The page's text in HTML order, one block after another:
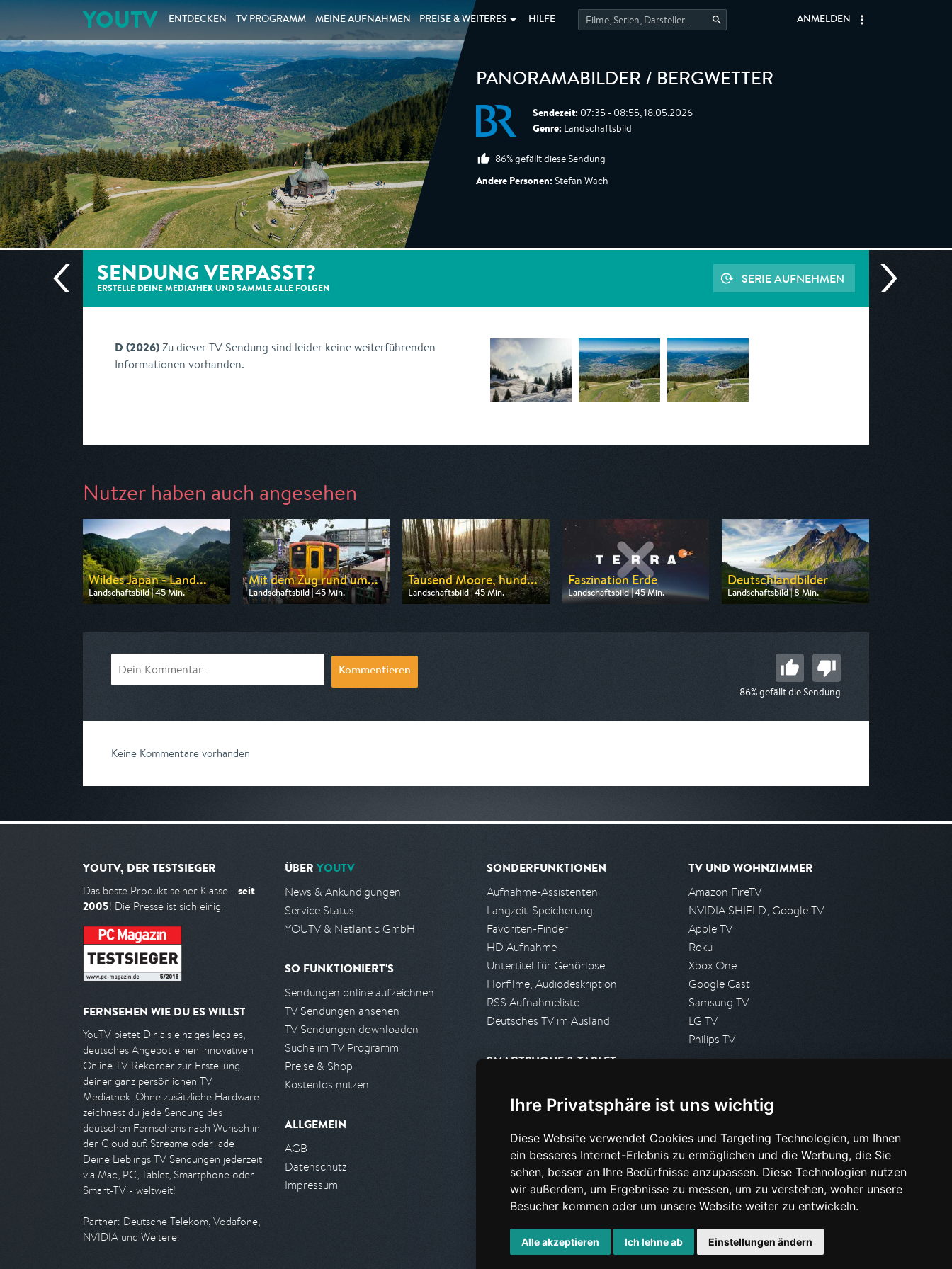
Ihre Privatsphäre ist uns wichtig
Diese Website verwendet Cookies und Targeting Technologien, um Ihnen
ein besseres Internet-Erlebnis zu ermöglichen und die Werbung, die Sie
sehen, besser an Ihre Bedürfnisse anzupassen. Diese Technologien nutzen
wir außerdem, um Ergebnisse zu messen, um zu verstehen, woher unsere
Besucher kommen oder um unsere Website weiter zu entwickeln.
Alle akzeptieren Ich lehne ab Einstellungen ändern
YOUTV ENTDECKEN TV PROGRAMM MEINE AUFNAHMEN PREISE & WEITERES HILFE ANMELDEN
PANORAMABILDER / BERGWETTER
Sendezeit: 07:35 - 08:55, 18.05.2026
Genre: Landschaftsbild
86% gefällt diese Sendung
Andere Personen: Stefan Wach
SENDUNG VERPASST?
ERSTELLE DEINE MEDIATHEK UND SAMMLE ALLE FOLGEN
SERIE AUFNEHMEN
D (2026)Zu dieser TV Sendung sind leider keine weiterführenden
Informationen vorhanden.
Nutzer haben auch angesehen
Wildes Japan - Land...
Landschaftsbild | 45 Min.
Ausgestrahlt von Phoenix
Mit dem Zug rund um...
Landschaftsbild | 45 Min.
Ausgestrahlt von ARD alpha
Tausend Moore, hund...
Landschaftsbild | 45 Min.
Ausgestrahlt von rbb
Faszination Erde
Landschaftsbild | 45 Min.
Ausgestrahlt von ZDF neo
Deutschlandbilder
Landschaftsbild | 8 Min.
Ausgestrahlt von ARD
Kommentieren
86% gefällt die Sendung
Keine Kommentare vorhanden
YOUTV, DER TESTSIEGER
Das beste Produkt seiner Klasse - seit
2005! Die Presse ist sich einig.
FERNSEHEN WIE DU ES WILLST
YouTV bietet Dir als einziges legales,
deutsches Angebot einen innovativen
Online TV Rekorder zur Erstellung
deiner ganz persönlichen TV
Mediathek. Ohne zusätzliche Hardware
zeichnest du jede Sendung des
deutschen Fernsehens nach Wunsch in
der Cloud auf. Streame oder lade
Deine Lieblings TV Sendungen jederzeit
via Mac, PC, Tablet, Smartphone oder
Smart-TV - weltweit!
Partner: Deutsche Telekom, Vodafone,
NVIDIA und Weitere.
ÜBER YOUTV
News & Ankündigungen
Service Status
YOUTV & Netlantic GmbH
SO FUNKTIONIERT'S
Sendungen online aufzeichnen
TV Sendungen ansehen
TV Sendungen downloaden
Suche im TV Programm
Preise & Shop
Kostenlos nutzen
ALLGEMEIN
AGB
Datenschutz
Impressum
SONDERFUNKTIONEN
Aufnahme-Assistenten
Langzeit-Speicherung
Favoriten-Finder
HD Aufnahme
Untertitel für Gehörlose
Hörfilme, Audiodeskription
RSS Aufnahmeliste
Deutsches TV im Ausland
SMARTPHONE & TABLET
Android App
PARTNER
Partnerliste
Partner werden
TV UND WOHNZIMMER
Amazon FireTV
NVIDIA SHIELD, Google TV
Apple TV
Roku
Xbox One
Google Cast
Samsung TV
LG TV
Philips TV
Presseanfrage stellen
HILFE & SUPPORT
Häufig gestellte Fragen
Anfrage stellen